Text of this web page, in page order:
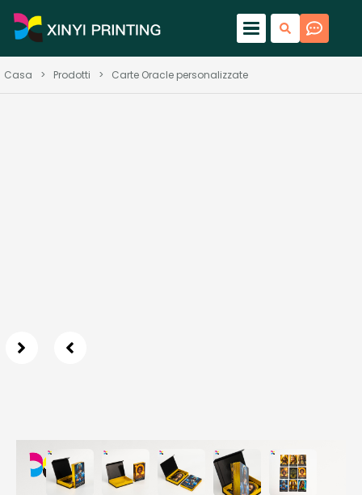
Casa > Prodotti > Carte Oracle personalizzate